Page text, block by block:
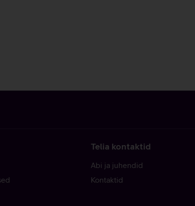
Telia kontaktid
Abi ja juhendid
Kontaktid